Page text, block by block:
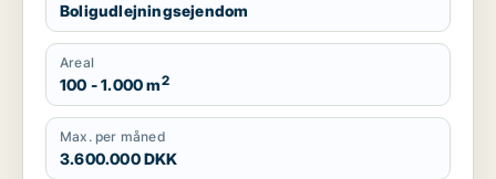
Boligudlejningsejendom
Areal
100 - 1.000 m2
Max. per måned
3.600.000 DKK